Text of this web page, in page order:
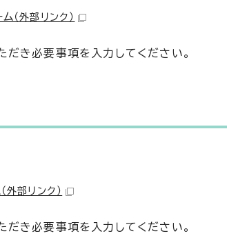
（外部リンク）
だき必要事項を入力してください。
（外部リンク）
だき必要事項を入力してください。